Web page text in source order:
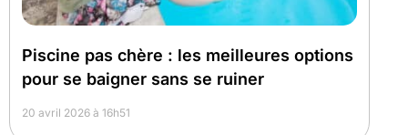
Piscine pas chère : les meilleures options
pour se baigner sans se ruiner
20 avril 2026 à 16h51